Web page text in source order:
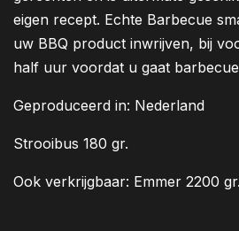
eigen recept. Echte Barbecue
uw BBQ product inwrijven, bij
half uur voordat u gaat
Geproduceerd in: Nederland
Strooibus 180 gr.
Ook verkrijgbaar: Emmer 2200 gr.